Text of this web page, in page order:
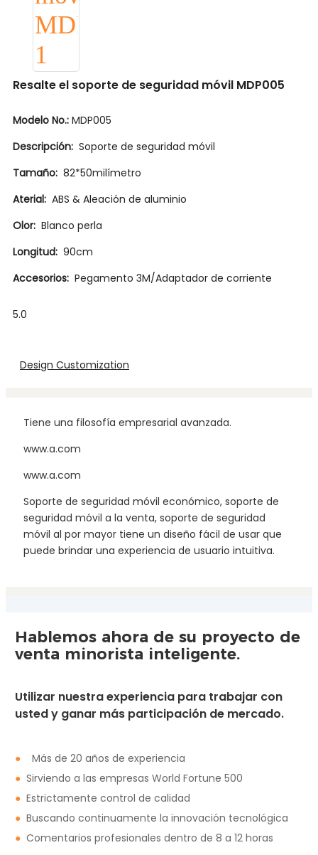
Resalte el soporte de seguridad móvil MDP005
Modelo No.: MDP005
Descripción: Soporte de seguridad móvil
Tamaño: 82*50milímetro
Aterial: ABS & Aleación de aluminio
Olor: Blanco perla
Longitud: 90cm
Accesorios: Pegamento 3M/Adaptador de corriente
5.0
Design Customization
Tiene una filosofía empresarial avanzada.
www.a.com
www.a.com
Soporte de seguridad móvil económico, soporte de
seguridad móvil a la venta, soporte de seguridad
móvil al por mayor tiene un diseño fácil de usar que
puede brindar una experiencia de usuario intuitiva.
Hablemos ahora de su proyecto de
venta minorista inteligente.
Utilizar nuestra experiencia para trabajar con
usted y ganar más participación de mercado.
●
Más de 20 años de experiencia
●Sirviendo a las empresas World Fortune 500
●Estrictamente control de calidad
●Buscando continuamente la innovación tecnológica
●Comentarios profesionales dentro de 8 a 12 horas